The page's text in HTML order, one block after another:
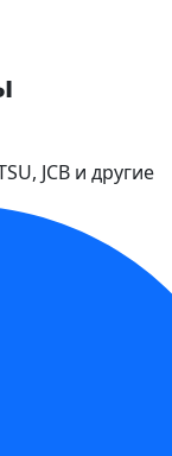
JCB и другие